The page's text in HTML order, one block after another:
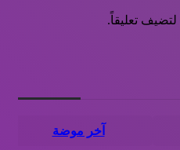
لتضيف تعليقاً.
آخر موضة